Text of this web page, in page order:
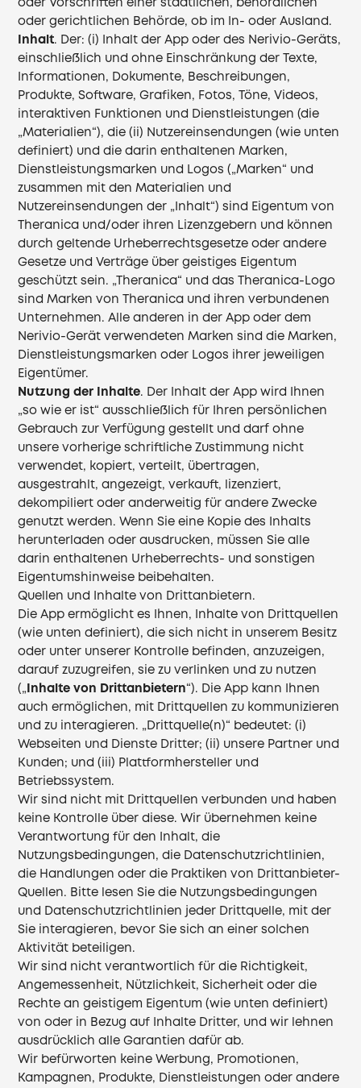
oder Vorschriften einer staatlichen, behördlichen
oder gerichtlichen Behörde, ob im In- oder Ausland.
Inhalt. Der: (i) Inhalt der App oder des Nerivio-Geräts,
einschließlich und ohne Einschränkung der Texte,
Informationen, Dokumente, Beschreibungen,
Produkte, Software, Grafiken, Fotos, Töne, Videos,
interaktiven Funktionen und Dienstleistungen (die
„Materialien“), die (ii) Nutzereinsendungen (wie unten
definiert) und die darin enthaltenen Marken,
Dienstleistungsmarken und Logos („Marken“ und
zusammen mit den Materialien und
Nutzereinsendungen der „Inhalt“) sind Eigentum von
Theranica und/oder ihren Lizenzgebern und können
durch geltende Urheberrechtsgesetze oder andere
Gesetze und Verträge über geistiges Eigentum
geschützt sein. „Theranica“ und das Theranica-Logo
sind Marken von Theranica und ihren verbundenen
Unternehmen. Alle anderen in der App oder dem
Nerivio-Gerät verwendeten Marken sind die Marken,
Dienstleistungsmarken oder Logos ihrer jeweiligen
Eigentümer.
Nutzung der Inhalte. Der Inhalt der App wird Ihnen
„so wie er ist“ ausschließlich für Ihren persönlichen
Gebrauch zur Verfügung gestellt und darf ohne
unsere vorherige schriftliche Zustimmung nicht
verwendet, kopiert, verteilt, übertragen,
ausgestrahlt, angezeigt, verkauft, lizenziert,
dekompiliert oder anderweitig für andere Zwecke
genutzt werden. Wenn Sie eine Kopie des Inhalts
herunterladen oder ausdrucken, müssen Sie alle
darin enthaltenen Urheberrechts- und sonstigen
Eigentumshinweise beibehalten.
Quellen und Inhalte von Drittanbietern.
Die App ermöglicht es Ihnen, Inhalte von Drittquellen
(wie unten definiert), die sich nicht in unserem Besitz
oder unter unserer Kontrolle befinden, anzuzeigen,
darauf zuzugreifen, sie zu verlinken und zu nutzen
(„ Inhalte von Drittanbietern“). Die App kann Ihnen
auch ermöglichen, mit Drittquellen zu kommunizieren
und zu interagieren. „Drittquelle(n)“ bedeutet: (i)
Webseiten und Dienste Dritter; (ii) unsere Partner und
Kunden; und (iii) Plattformhersteller und
Betriebssystem.
Wir sind nicht mit Drittquellen verbunden und haben
keine Kontrolle über diese. Wir übernehmen keine
Verantwortung für den Inhalt, die
Nutzungsbedingungen, die Datenschutzrichtlinien,
die Handlungen oder die Praktiken von Drittanbieter-
Quellen. Bitte lesen Sie die Nutzungsbedingungen
und Datenschutzrichtlinien jeder Drittquelle, mit der
Sie interagieren, bevor Sie sich an einer solchen
Aktivität beteiligen.
Wir sind nicht verantwortlich für die Richtigkeit,
Angemessenheit, Nützlichkeit, Sicherheit oder die
Rechte an geistigem Eigentum (wie unten definiert)
von oder in Bezug auf Inhalte Dritter, und wir lehnen
ausdrücklich alle Garantien dafür ab.
Wir befürworten keine Werbung, Promotionen,
Kampagnen, Produkte, Dienstleistungen oder andere